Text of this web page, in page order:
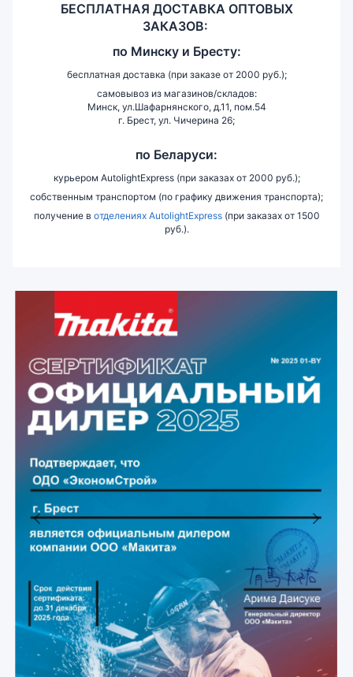
БЕСПЛАТНАЯ ДОСТАВКА ОПТОВЫХ
ЗАКАЗОВ:
по Минску и Бресту:
бесплатная доставка (при заказе от 2000 руб.);
самовывоз из магазинов/складов:
Минск, ул.Шафарнянского, д.11, пом.54
г. Брест, ул. Чичерина 26;
по Беларуси:
курьером AutolightExpress (при заказах от 2000 руб.);
собственным транспортом (по графику движения транспорта);
получение в отделениях AutolightExpress(при заказах от 1500
руб.).
Previous Next